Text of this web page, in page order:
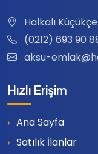
Halkalı
(0212) 693 90
aksu-
Hızlı Erişim
Ana Sayfa
Satılık İlanlar